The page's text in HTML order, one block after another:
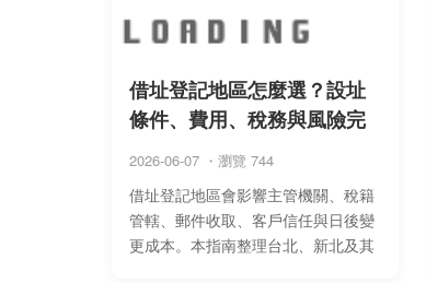
借址登記地區怎麼選？設址
條件、費用、稅務與風險完
2026-06-07 ・瀏覽 744
借址登記地區會影響主管機關、稅籍
管轄、郵件收取、客戶信任與日後變
更成本。本指南整理台北、新北及其